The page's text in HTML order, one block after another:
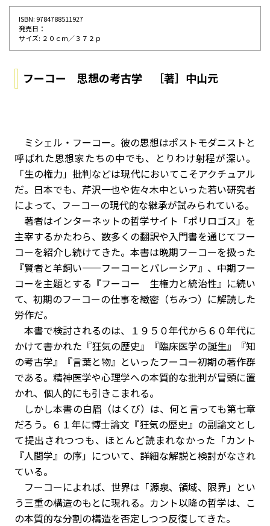
ISBN: 9784788511927
発売⽇：
サイズ: ２０ｃｍ／３７２ｐ
フーコー 思想の考古学 ［著］中山元
ミシェル・フーコー。彼の思想はポストモダニストと
呼ばれた思想家たちの中でも、とりわけ射程が深い。
「生の権力」批判などは現代においてこそアクチュアル
だ。日本でも、芹沢一也や佐々木中といった若い研究者
によって、フーコーの現代的な継承が試みられている。
著者はインターネットの哲学サイト「ポリロゴス」を
主宰するかたわら、数多くの翻訳や入門書を通じてフー
コーを紹介し続けてきた。本書は晩期フーコーを扱った
『賢者と羊飼い——フーコーとパレーシア』、中期フー
コーを主題とする『フーコー 生権力と統治性』に続い
て、初期のフーコーの仕事を緻密（ちみつ）に解読した
労作だ。
本書で検討されるのは、１９５０年代から６０年代に
かけて書かれた『狂気の歴史』『臨床医学の誕生』『知
の考古学』『言葉と物』といったフーコー初期の著作群
である。精神医学や心理学への本質的な批判が冒頭に置
かれ、個人的にも引きこまれる。
しかし本書の白眉（はくび）は、何と言っても第七章
だろう。６１年に博士論文『狂気の歴史』の副論文とし
て提出されつつも、ほとんど読まれなかった「カント
『人間学』の序」について、詳細な解説と検討がなされ
ている。
フーコーによれば、世界は「源泉、領域、限界」とい
う三重の構造のもとに現れる。カント以降の哲学は、こ
の本質的な分割の構造を否定しつつ反復してきた。